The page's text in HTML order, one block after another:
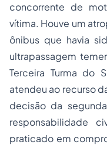
concorrente de
vítima. Houve um
ônibus que havia
ultrapassagem
Terceira Turma do
atendeu ao recurso
decisão da
responsabilidade
praticado em